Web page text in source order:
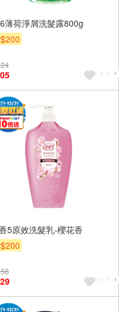
薄荷淨屑洗髮露800g
5原效洗髮乳-櫻花香